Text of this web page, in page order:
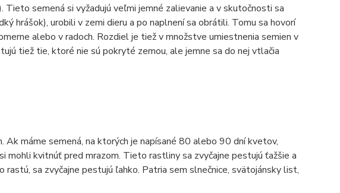
Tieto semená si vyžadujú veľmi jemné zalievanie a v skutočnosti sa
hrášok), urobili v zemi dieru a po naplnení sa obrátili. Tomu sa hovorí
alebo v radoch. Rozdiel je tiež v množstve umiestnenia semien v
tiež tie, ktoré nie sú pokryté zemou, ale jemne sa do nej vtlačia
Ak máme semená, na ktorých je napísané 80 alebo 90 dní kvetov,
mohli kvitnúť pred mrazom. Tieto rastliny sa zvyčajne pestujú ťažšie a
sa zvyčajne pestujú ľahko. Patria sem slnečnice, svätojánsky list,